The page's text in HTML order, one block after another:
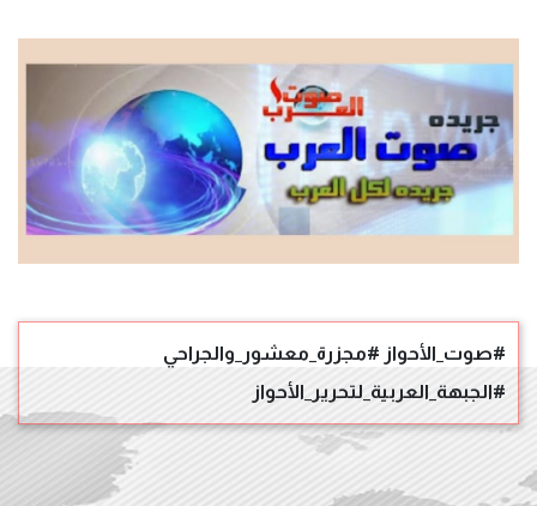
#صوت_الأحواز #مجزرة_معشور_والجراحي
#الجبهة_العربية_لتحرير_الأحواز